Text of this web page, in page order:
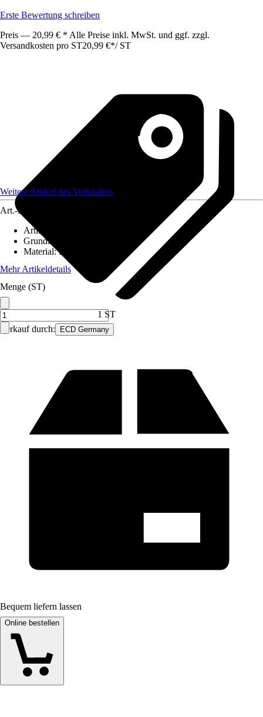
Erste Bewertung schreiben
Preis — 20,99 € * Alle Preise inkl. MwSt. und ggf. zzgl.
Versandkosten pro ST20,99 €*/ ST
Verkauf durch: ECD Germany
Weitere Artikel des Verkäufers
Art.-Nr.
Artikeltyp
Grundfarbe
Material:Kunststoff
Mehr Artikeldetails
Menge (ST)
1 ST
Bequem liefern lassen
Online bestellen